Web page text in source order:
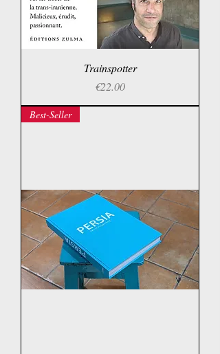
Trainspotter
Price
€22.00
Best-Seller